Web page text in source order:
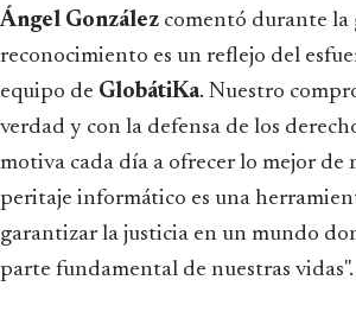
Ángel González comentó durante la
reconocimiento es un reflejo del
equipo de GlobátiKa. Nuestro
verdad y con la defensa de los
motiva cada día a ofrecer lo mejor de
peritaje informático es una
garantizar la justicia en un mundo
parte fundamental de nuestras vidas".